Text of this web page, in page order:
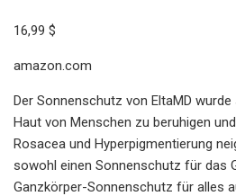
16,99 $
amazon.com
Der Sonnenschutz von EltaMD
Haut von Menschen zu beruhigen
Rosacea und Hyperpigmentierung
sowohl einen Sonnenschutz für das
Ganzkörper-Sonnenschutz für alles